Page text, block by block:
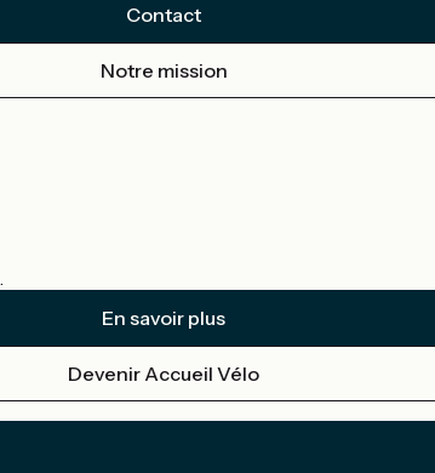
Contact
Notre mission
En savoir plus
Devenir Accueil Vélo